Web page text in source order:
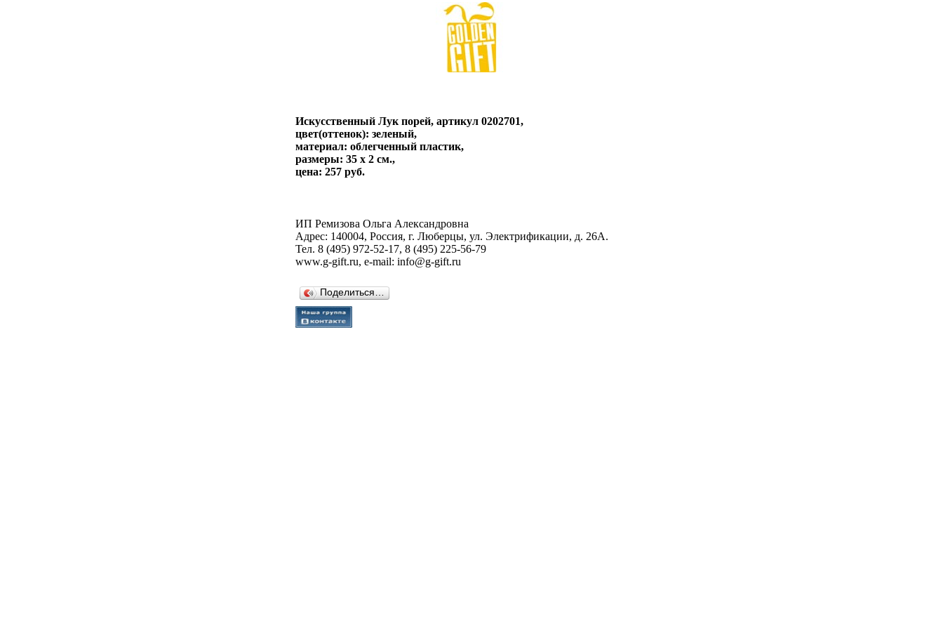
Искусственный Лук порей, артикул 0202701,
цвет(оттенок): зеленый,
материал: облегченный пластик,
размеры: 35 х 2 см.,
цена: 257 руб.
ИП Ремизова Ольга Александровна
Адрес: 140004, Россия, г. Люберцы, ул. Электрификации, д. 26А.
Тел. 8 (495) 972-52-17, 8 (495) 225-56-79
www.g-gift.ru, e-mail: info@g-gift.ru
Поделиться…